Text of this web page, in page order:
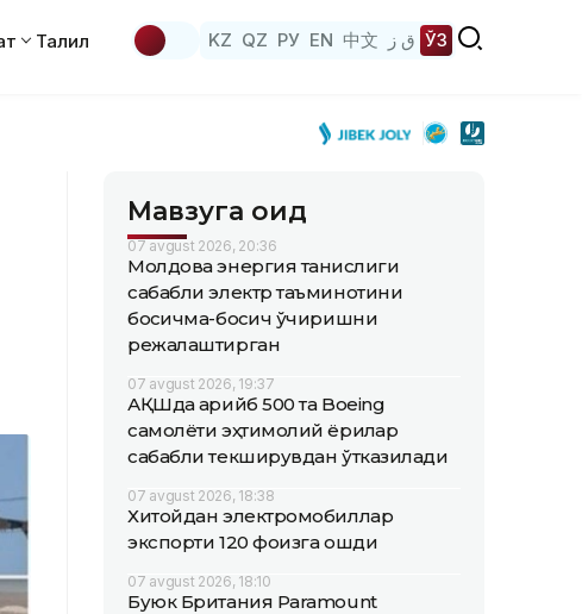
Таҳлил KZ QZ РУ EN 中文 ق ز ЎЗ
Мавзуга оид
07 avgust 2026, 20:36
Молдова энергия танқислиги
сабабли электр таъминотини
босқичма-босқич ўчиришни
режалаштирган
07 avgust 2026, 19:37
АҚШда қарийб 500 та Boeing
самолёти эҳтимолий ёриқлар
сабабли текширувдан ўтказилади
07 avgust 2026, 18:38
Хитойдан электромобиллар
экспорти 120 фоизга ошди
07 avgust 2026, 18:10
Буюк Британия Paramount